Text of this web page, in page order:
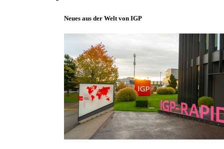
Neues aus der Welt von IGP